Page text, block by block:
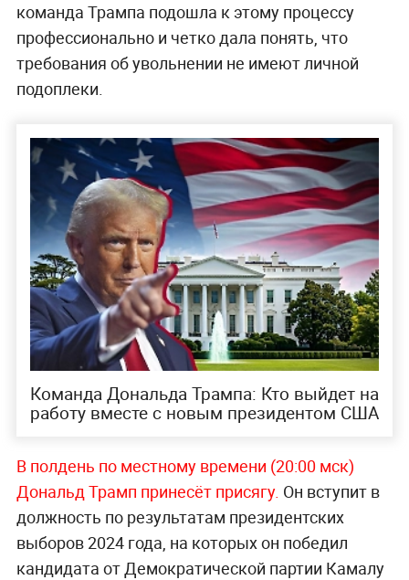
команда Трампа подошла к этому процессу
профессионально и четко дала понять, что
требования об увольнении не имеют личной
подоплеки.
Команда Дональда Трампа: Кто выйдет на
работу вместе с новым президентом США
В полдень по местному времени (20:00 мск)
Дональд Трамп принесёт присягу. Он вступит в
должность по результатам президентских
выборов 2024 года, на которых он победил
кандидата от Демократической партии Камалу